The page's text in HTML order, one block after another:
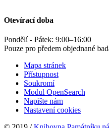
Otevírací doba
Pondělí - Pátek: 9:00–16:00
Pouze pro předem objednané
Mapa stránek
Přístupnost
Soukromí
Modul OpenSearch
Napište nám
Nastavení cookies